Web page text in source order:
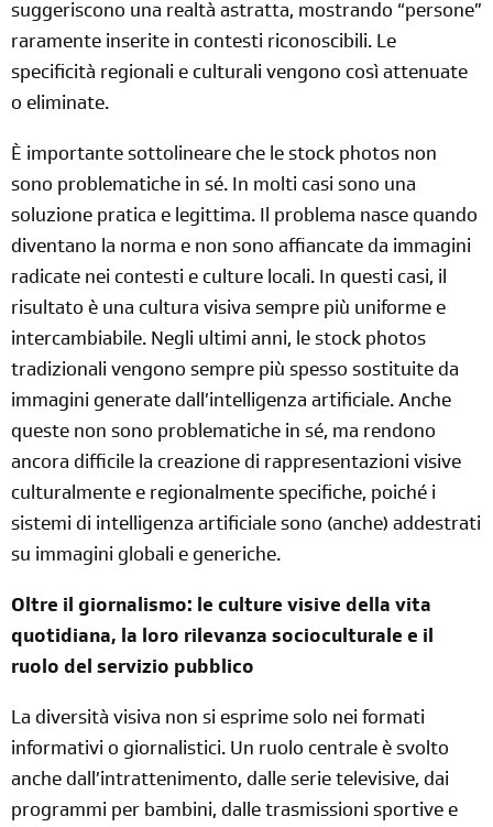
suggeriscono una realtà astratta, mostrando “persone”
raramente inserite in contesti riconoscibili. Le
specificità regionali e culturali vengono così attenuate
o eliminate.
È importante sottolineare che le stock photos non
sono problematiche in sé. In molti casi sono una
soluzione pratica e legittima. Il problema nasce quando
diventano la norma e non sono affiancate da immagini
radicate nei contesti e culture locali. In questi casi, il
risultato è una cultura visiva sempre più uniforme e
intercambiabile. Negli ultimi anni, le stock photos
tradizionali vengono sempre più spesso sostituite da
immagini generate dall’intelligenza artificiale. Anche
queste non sono problematiche in sé, ma rendono
ancora difficile la creazione di rappresentazioni visive
culturalmente e regionalmente specifiche, poiché i
sistemi di intelligenza artificiale sono (anche) addestrati
su immagini globali e generiche.
Oltre il giornalismo: le culture visive della vita
quotidiana, la loro rilevanza socioculturale e il
ruolo del servizio pubblico
La diversità visiva non si esprime solo nei formati
informativi o giornalistici. Un ruolo centrale è svolto
anche dall’intrattenimento, dalle serie televisive, dai
programmi per bambini, dalle trasmissioni sportive e